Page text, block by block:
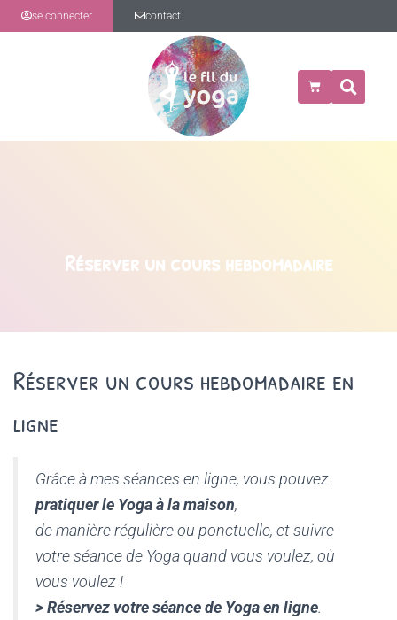
se connecter contact
Réserver un cours hebdomadaire
Réserver un cours hebdomadaire en
ligne
Grâce à mes séances en ligne, vous pouvez
pratiquer le Yoga à la maison,
de manière régulière ou ponctuelle, et suivre
votre séance de Yoga quand vous voulez, où
vous voulez !
> Réservez votre séance de Yoga en ligne.